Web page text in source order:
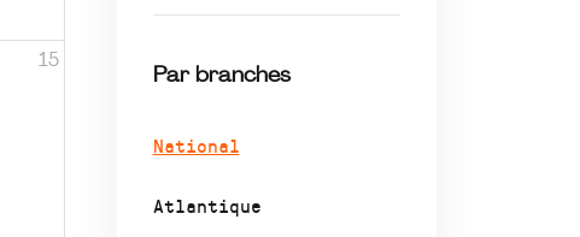
Par branches
National
Atlantique
15